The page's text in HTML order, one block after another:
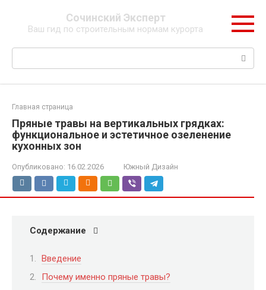
контенту
Сочинский Эксперт
Ваш гид по строительным нормам курорта
Поиск:
Главная страница
Пряные травы на вертикальных грядках:
функциональное и эстетичное озеленение
кухонных зон
Опубликовано: 16.02.2026 Южный Дизайн
Содержание
Введение
Почему именно пряные травы?